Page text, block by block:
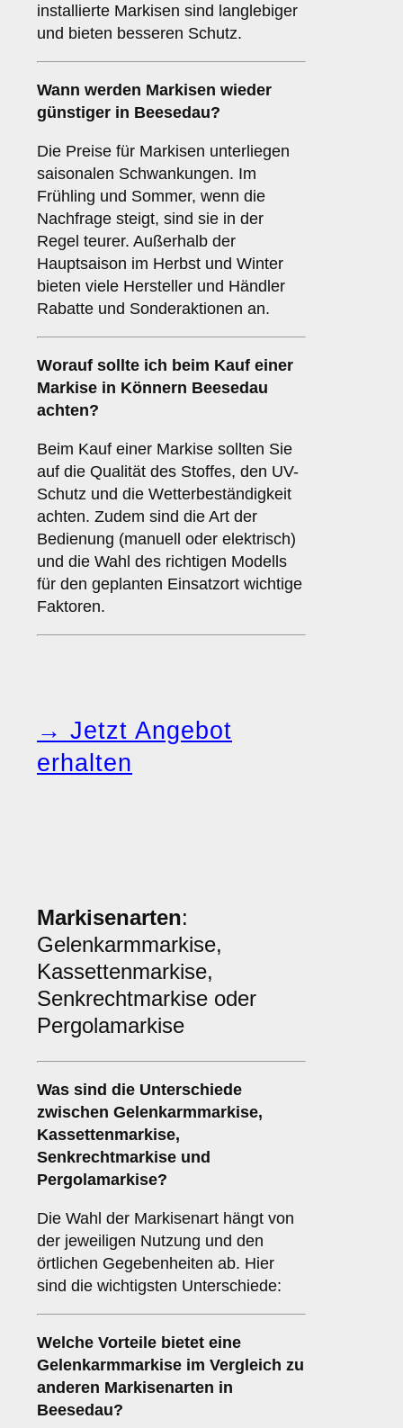
installierte Markisen sind langlebiger
und bieten besseren Schutz.
Wann werden Markisen wieder
günstiger in Beesedau?
Die Preise für Markisen unterliegen
saisonalen Schwankungen. Im
Frühling und Sommer, wenn die
Nachfrage steigt, sind sie in der
Regel teurer. Außerhalb der
Hauptsaison im Herbst und Winter
bieten viele Hersteller und Händler
Rabatte und Sonderaktionen an.
Worauf sollte ich beim Kauf einer
Markise in Könnern Beesedau
achten?
Beim Kauf einer Markise sollten Sie
auf die Qualität des Stoffes, den UV-
Schutz und die Wetterbeständigkeit
achten. Zudem sind die Art der
Bedienung (manuell oder elektrisch)
und die Wahl des richtigen Modells
für den geplanten Einsatzort wichtige
Faktoren.
→ Jetzt Angebot
erhalten
Markisenarten:
Gelenkarmmarkise,
Kassettenmarkise,
Senkrechtmarkise oder
Pergolamarkise
Was sind die Unterschiede
zwischen Gelenkarmmarkise,
Kassettenmarkise,
Senkrechtmarkise und
Pergolamarkise?
Die Wahl der Markisenart hängt von
der jeweiligen Nutzung und den
örtlichen Gegebenheiten ab. Hier
sind die wichtigsten Unterschiede:
Welche Vorteile bietet eine
Gelenkarmmarkise im Vergleich zu
anderen Markisenarten in
Beesedau?